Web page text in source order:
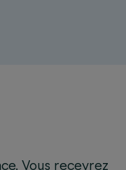
Vous recevrez